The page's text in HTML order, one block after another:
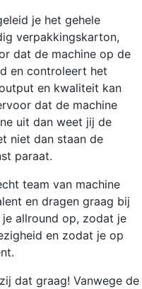
je het gehele
verpakkingskarton,
dat de machine op de
en controleert het
en kwaliteit kan
dat de machine
uit dan weet jij de
niet dan staan de
paraat.
team van machine
en dragen graag bij
allround op, zodat je
en zodat je op
dat graag! Vanwege de